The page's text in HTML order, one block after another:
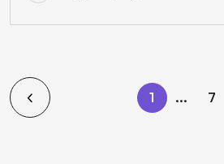
1 ... 7